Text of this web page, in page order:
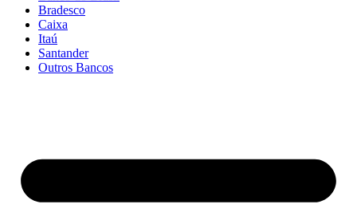
Bradesco
Caixa
Itaú
Santander
Outros Bancos